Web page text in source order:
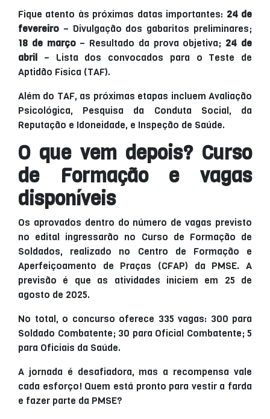
Fique atento às próximas datas importantes: 24 de
fevereiro – Divulgação dos gabaritos preliminares;
18 de março– Resultado da prova objetiva; 24 de
abril – Lista dos convocados para o Teste de
Aptidão Física (TAF).
Além do TAF, as próximas etapas incluem Avaliação
Psicológica, Pesquisa da Conduta Social, da
Reputação e Idoneidade, e Inspeção de Saúde.
O que vem depois? Curso
de Formação e vagas
disponíveis
Os aprovados dentro do número de vagas previsto
no edital ingressarão no Curso de Formação de
Soldados, realizado no Centro de Formação e
Aperfeiçoamento de Praças (CFAP) da PMSE. A
previsão é que as atividades iniciem em 25 de
agosto de 2025.
No total, o concurso oferece 335 vagas: 300 para
Soldado Combatente; 30 para Oficial Combatente; 5
para Oficiais da Saúde.
A jornada é desafiadora, mas a recompensa vale
cada esforço! Quem está pronto para vestir a farda
e fazer parte da PMSE?